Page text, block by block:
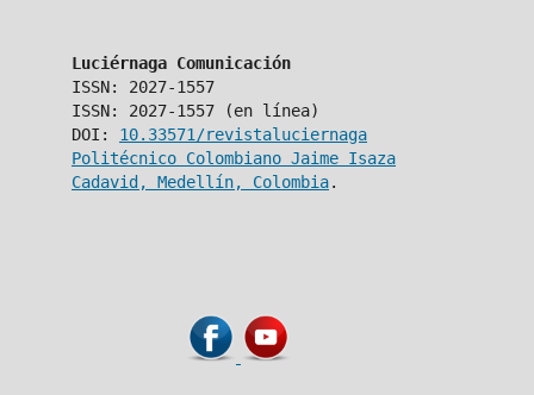
Luciérnaga Comunicación
ISSN: 2027-1557
ISSN: 2027-1557 (en línea)
DOI: 10.33571/revistaluciernaga
Politécnico Colombiano Jaime Isaza
Cadavid, Medellín, Colombia.